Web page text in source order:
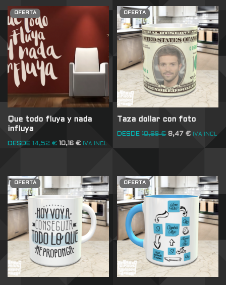
OFERTA
Que todo fluya y nada
influya
DESDE 14,52€ 10,16 € IVA INCL
OFERTA
Taza dollar con foto
DESDE 10,89€ 8,47€ IVA INCL
OFERTA OFERTA